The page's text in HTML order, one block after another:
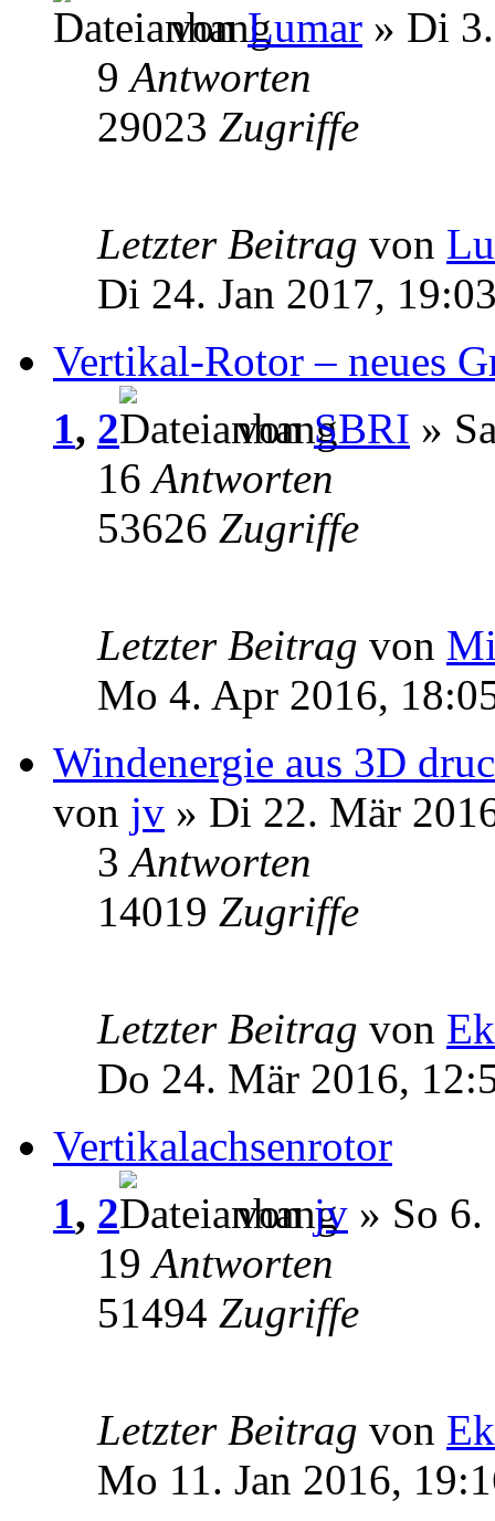
vonLumar » Di
9Antworten
29023 Zugriffe
Letzter Beitrag von
Di 24. Jan 2017,
Vertikal-Rotor – neues
1, 2 vonSBRI »
16Antworten
53626 Zugriffe
Letzter Beitrag von
Mo 4. Apr 2016,
Windenergie aus 3D
von jv » Di 22. Mär
3Antworten
14019 Zugriffe
Letzter Beitrag von
Do 24. Mär 2016,
Vertikalachsenrotor
1, 2 vonjv » So
19Antworten
51494 Zugriffe
Letzter Beitrag von
Mo 11. Jan 2016,